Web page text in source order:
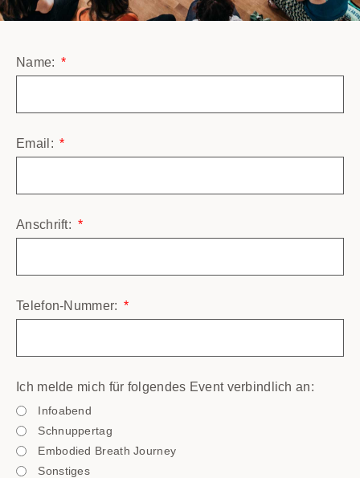
Name:
Email:
Anschrift:
Telefon-Nummer:
Ich melde mich für folgendes Event verbindlich an:
Infoabend
Schnuppertag
Embodied Breath Journey
Sonstiges